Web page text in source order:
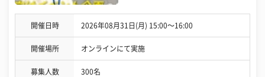
開催日時 2026年08月31日(月) 15:00〜16:00
開催場所 オンラインにて実施
募集人数 300名